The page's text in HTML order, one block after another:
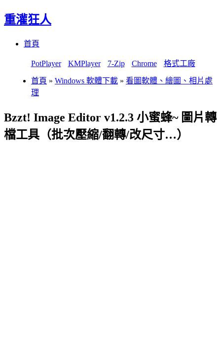
重灌狂人
首頁
PotPlayer KMPlayer 7-Zip Chrome 格式工廠
首頁 » Windows 軟體下載 » 看圖軟體、繪圖、相片處
理
Bzzt! Image Editor v1.2.3 小蜜蜂~ 圖片轉
檔工具（批次壓縮/翻轉/改尺寸…）